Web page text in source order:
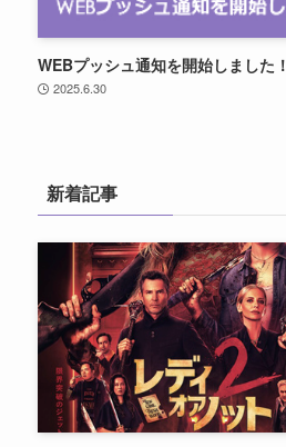
WEBプッシュ通知を開始しました！
2025.6.30
新着記事